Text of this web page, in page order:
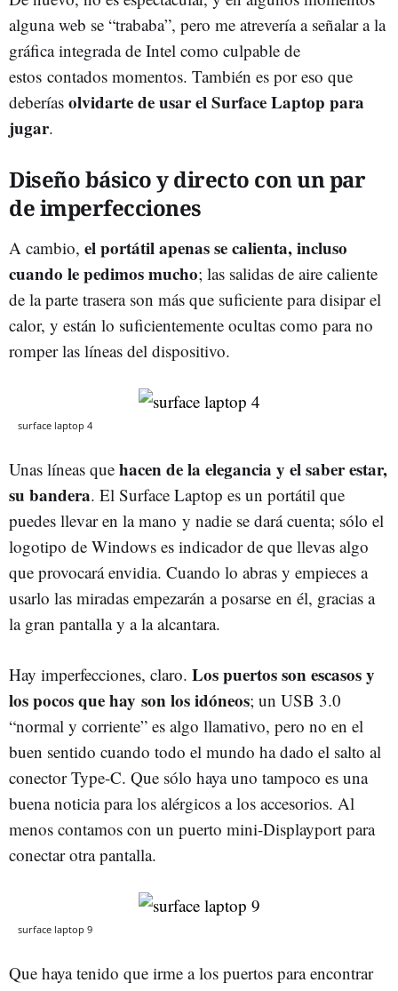
alguna web se “trababa”, pero me atrevería a señalar a la
gráfica integrada de Intel como culpable de
estos contados momentos. También es por eso que
deberías olvidarte de usar el Surface Laptop para
jugar.
Diseño básico y directo con un par
de imperfecciones
A cambio, el portátil apenas se calienta, incluso
cuando le pedimos mucho; las salidas de aire caliente
de la parte trasera son más que suficiente para disipar el
calor, y están lo suficientemente ocultas como para no
romper las líneas del dispositivo.
surface laptop 4
Unas líneas que hacen de la elegancia y el saber estar,
su bandera. El Surface Laptop es un portátil que
puedes llevar en la mano y nadie se dará cuenta; sólo el
logotipo de Windows es indicador de que llevas algo
que provocará envidia. Cuando lo abras y empieces a
usarlo las miradas empezarán a posarse en él, gracias a
la gran pantalla y a la alcantara.
Hay imperfecciones, claro. Los puertos son escasos y
los pocos que hay son los idóneos; un USB 3.0
“normal y corriente” es algo llamativo, pero no en el
buen sentido cuando todo el mundo ha dado el salto al
conector Type-C. Que sólo haya uno tampoco es una
buena noticia para los alérgicos a los accesorios. Al
menos contamos con un puerto mini-Displayport para
conectar otra pantalla.
surface laptop 9
Que haya tenido que irme a los puertos para encontrar